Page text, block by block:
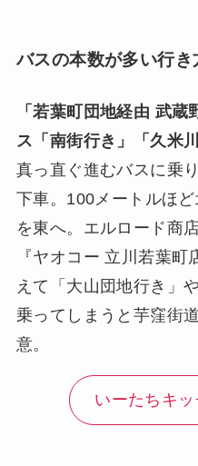
バスの本数が多い行き
「若葉町団地経由 武蔵
ス「南街行き」「久米
真っ直ぐ進むバスに乗り
下車。100メートルほ
を東へ。エルロード商
『ヤオコー 立川若葉
えて「大山団地行き」
乗ってしまうと芋窪街
意。
いーたちキ